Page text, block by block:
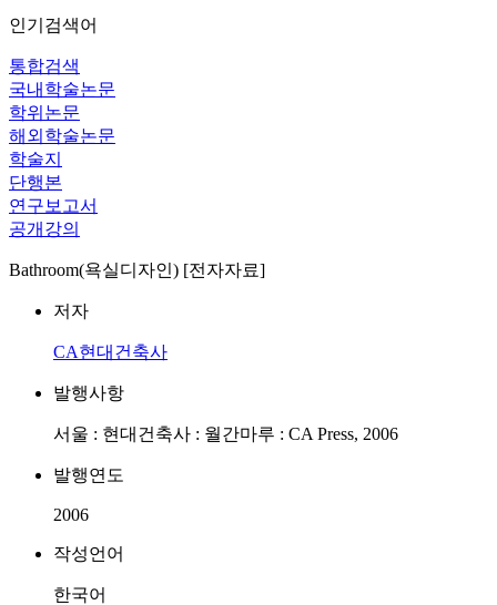
인기검색어
통합검색
국내학술논문
학위논문
해외학술논문
학술지
단행본
연구보고서
공개강의
Bathroom(욕실디자인) [전자자료]
저자
CA현대건축사
발행사항
서울 : 현대건축사 : 월간마루 : CA Press, 2006
발행연도
2006
작성언어
한국어